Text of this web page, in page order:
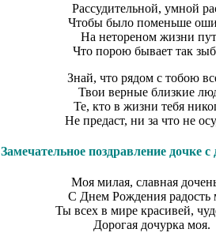
Рассудительной, умной
Чтобы было поменьше
На нетореном жизни
Что порою бывает так
Знай, что рядом с тобою
Твои верные близкие
Те, кто в жизни тебя
Не предаст, ни за что не
Замечательное поздравление дочке
Моя милая, славная
С Днем Рождения радость
Ты всех в мире красивей,
Дорогая дочурка моя.